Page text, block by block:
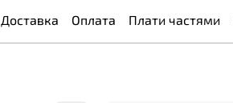
Доставка Оплата Плати частями